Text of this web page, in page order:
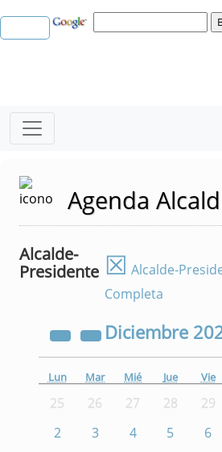
Agenda
Alcalde-
Presidente ☒ Alcalde-
Completa
Diciembre
Lun Mar Mié Jue Vie
25 26 27 28 29
2
3 4 5 6